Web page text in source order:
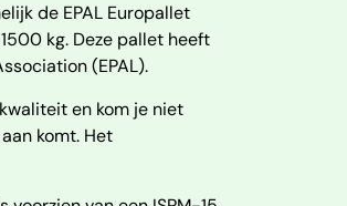
de EPAL Europallet
kg. Deze pallet heeft
(EPAL).
en kom je niet
komt. Het